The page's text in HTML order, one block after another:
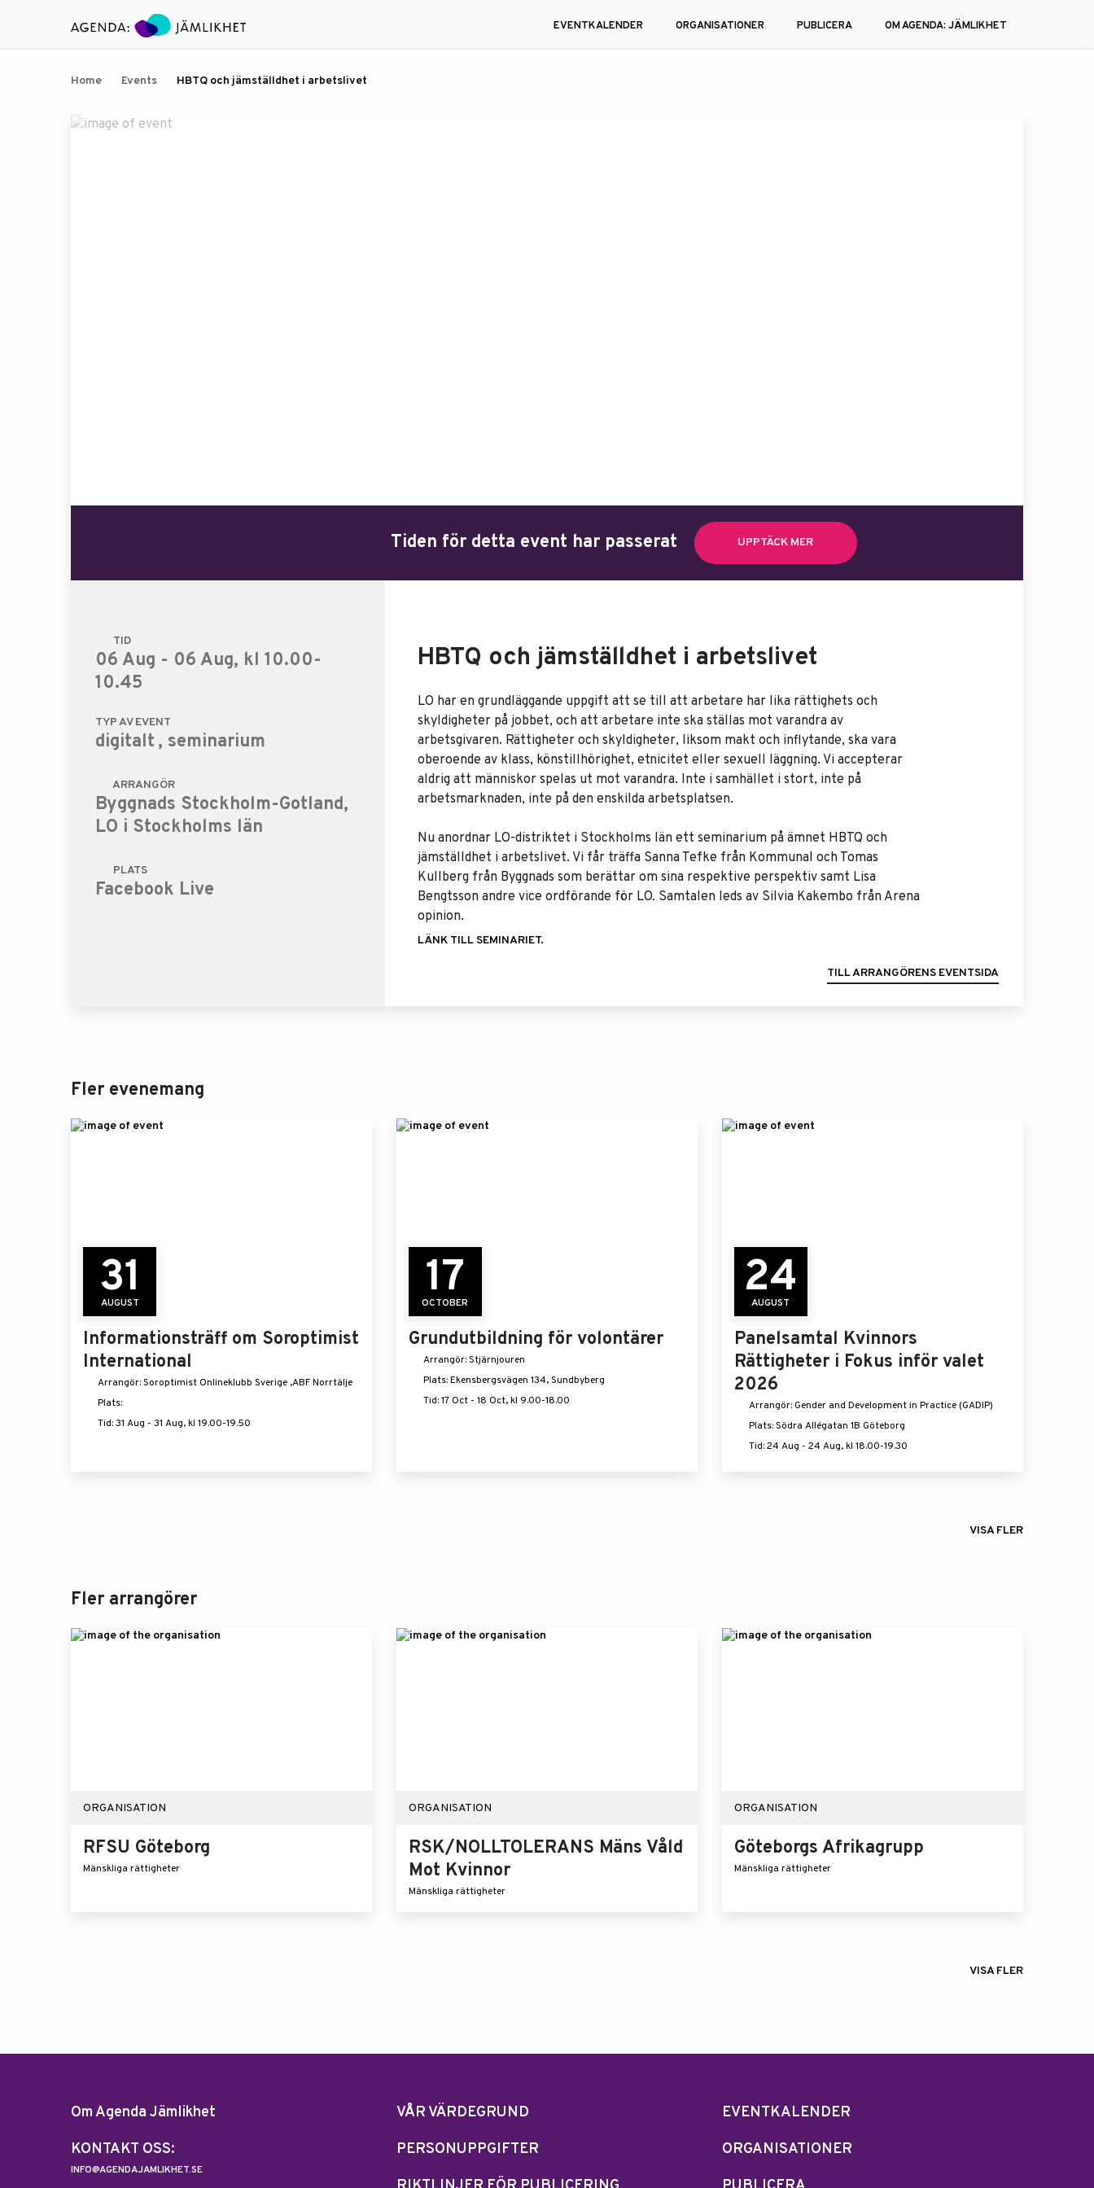
EVENTKALENDER ORGANISATIONER PUBLICERA OM AGENDA: JÄMLIKHET
Home Events HBTQ och jämställdhet i arbetslivet
Tiden för detta event har passerat UPPTÄCK MER
TID
06 Aug - 06 Aug, kl 10.00-
10.45
TYP AV EVENT
digitalt , seminarium
ARRANGÖR
Byggnads Stockholm-Gotland,
LO i Stockholms län
PLATS
Facebook Live
HBTQ och jämställdhet i arbetslivet
LO har en grundläggande uppgift att se till att arbetare har lika rättighets och
skyldigheter på jobbet, och att arbetare inte ska ställas mot varandra av
arbetsgivaren. Rättigheter och skyldigheter, liksom makt och inflytande, ska vara
oberoende av klass, könstillhörighet, etnicitet eller sexuell läggning. Vi accepterar
aldrig att människor spelas ut mot varandra. Inte i samhället i stort, inte på
arbetsmarknaden, inte på den enskilda arbetsplatsen.
Nu anordnar LO-distriktet i Stockholms län ett seminarium på ämnet HBTQ och
jämställdhet i arbetslivet. Vi får träffa Sanna Tefke från Kommunal och Tomas
Kullberg från Byggnads som berättar om sina respektive perspektiv samt Lisa
Bengtsson andre vice ordförande för LO. Samtalen leds av Silvia Kakembo från Arena
opinion.
LÄNK TILL SEMINARIET.
TILL ARRANGÖRENS EVENTSIDA
Fler evenemang
31
AUGUST
Informationsträff om Soroptimist
International
Arrangör: Soroptimist Onlineklubb Sverige ,ABF Norrtälje
Plats:
Tid: 31 Aug - 31 Aug, kl 19.00-19.50
17
OCTOBER
Grundutbildning för volontärer
Arrangör: Stjärnjouren
Plats: Ekensbergsvägen 134, Sundbyberg
Tid: 17 Oct - 18 Oct, kl 9.00-18.00
24
AUGUST
Panelsamtal Kvinnors
Rättigheter i Fokus inför valet
2026
Arrangör: Gender and Development in Practice (GADIP)
Plats: Södra Allégatan 1B Göteborg
Tid: 24 Aug - 24 Aug, kl 18.00-19.30
VISA FLER
Fler arrangörer
ORGANISATION
RFSU Göteborg
Mänskliga rättigheter
ORGANISATION
RSK/NOLLTOLERANS Mäns Våld
Mot Kvinnor
Mänskliga rättigheter
ORGANISATION
Göteborgs Afrikagrupp
Mänskliga rättigheter
VISA FLER
Om Agenda Jämlikhet
KONTAKT OSS:
INFO@AGENDAJAMLIKHET.SE
VÅR VÄRDEGRUND
PERSONUPPGIFTER
EVENTKALENDER
ORGANISATIONER